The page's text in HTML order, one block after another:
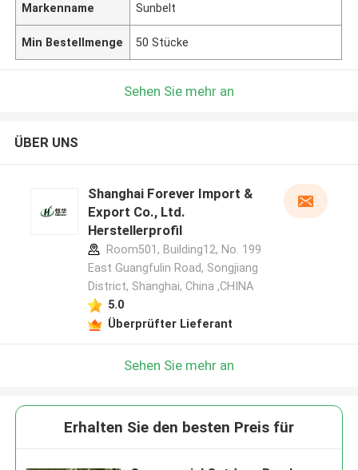
Markenname Sunbelt
Min Bestellmenge 50 Stücke
Sehen Sie mehr an
ÜBER UNS
Shanghai Forever Import &
Export Co., Ltd.
Herstellerprofil
Room501, Building12, No. 199
East Guangfulin Road, Songjiang
District, Shanghai, China ,CHINA
5.0
Überprüfter Lieferant
Sehen Sie mehr an
Erhalten Sie den besten Preis für